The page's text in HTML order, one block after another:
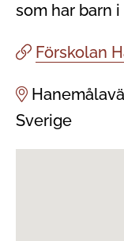
som har barn i
Förskolan
Sverige